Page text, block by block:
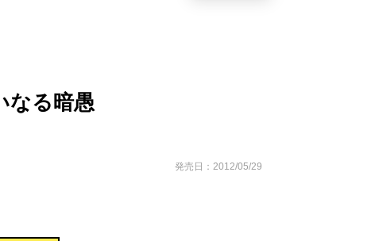
る暗愚
発売日：2012/05/29